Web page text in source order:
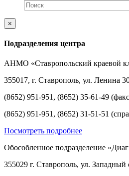
×
Подразделения центра
АНМО «Ставропольский краевой
355017, г. Ставрополь, ул. Ленина
(8652) 951-951, (8652) 35-61-49
(8652) 951-951, (8652) 31-51-51
Посмотреть подробнее
Обособленное подразделение
355029 г. Ставрополь, ул. Западный